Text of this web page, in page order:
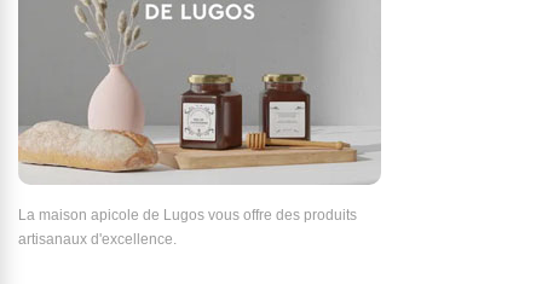
La maison apicole de Lugos vous offre des produits
artisanaux d'excellence.